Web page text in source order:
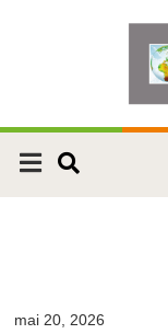
mai 20, 2026